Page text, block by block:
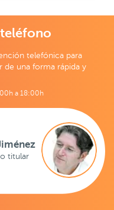
telefónica para
una forma rápida y
a 18:00h
titular